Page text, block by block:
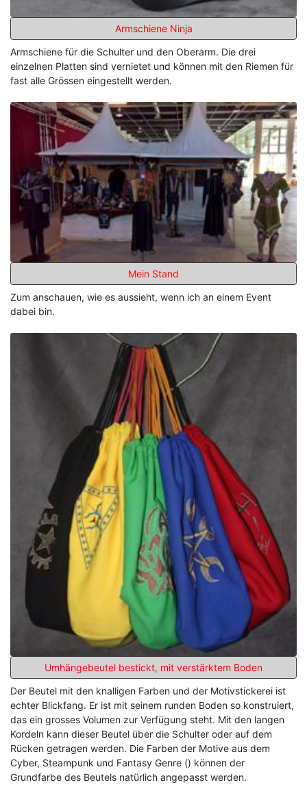
Armschiene Ninja
Armschiene für die Schulter und den Oberarm. Die drei
einzelnen Platten sind vernietet und können mit den Riemen für
fast alle Grössen eingestellt werden.
Mein Stand
Zum anschauen, wie es aussieht, wenn ich an einem Event
dabei bin.
Umhängebeutel bestickt, mit verstärktem Boden
Der Beutel mit den knalligen Farben und der Motivstickerei ist
echter Blickfang. Er ist mit seinem runden Boden so konstruiert,
das ein grosses Volumen zur Verfügung steht. Mit den langen
Kordeln kann dieser Beutel über die Schulter oder auf dem
Rücken getragen werden. Die Farben der Motive aus dem
Cyber, Steampunk und Fantasy Genre () können der
Grundfarbe des Beutels natürlich angepasst werden.